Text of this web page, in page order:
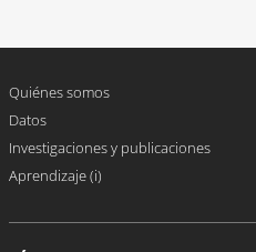
Quiénes somos
Datos
Investigaciones y publicaciones
Aprendizaje (i)